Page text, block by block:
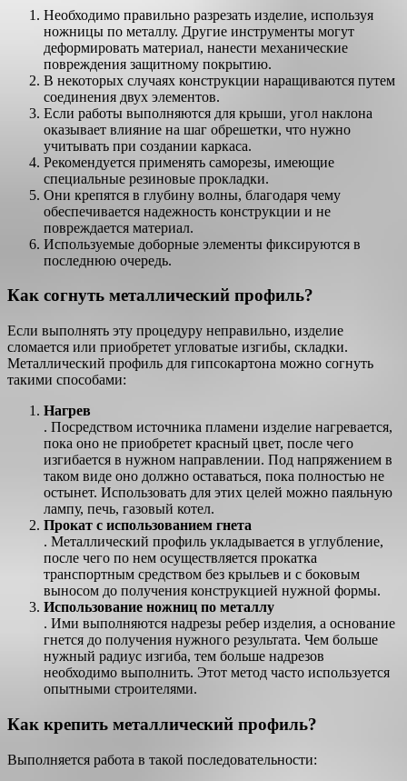
Необходимо правильно разрезать изделие, используя
ножницы по металлу. Другие инструменты могут
деформировать материал, нанести механические
повреждения защитному покрытию.
В некоторых случаях конструкции наращиваются путем
соединения двух элементов.
Если работы выполняются для крыши, угол наклона
оказывает влияние на шаг обрешетки, что нужно
учитывать при создании каркаса.
Рекомендуется применять саморезы, имеющие
специальные резиновые прокладки.
Они крепятся в глубину волны, благодаря чему
обеспечивается надежность конструкции и не
повреждается материал.
Используемые доборные элементы фиксируются в
последнюю очередь.
Как согнуть металлический профиль?
Если выполнять эту процедуру неправильно, изделие
сломается или приобретет угловатые изгибы, складки.
Металлический профиль для гипсокартона можно согнуть
такими способами:
Нагрев
. Посредством источника пламени изделие нагревается,
пока оно не приобретет красный цвет, после чего
изгибается в нужном направлении. Под напряжением в
таком виде оно должно оставаться, пока полностью не
остынет. Использовать для этих целей можно паяльную
лампу, печь, газовый котел.
Прокат с использованием гнета
. Металлический профиль укладывается в углубление,
после чего по нем осуществляется прокатка
транспортным средством без крыльев и с боковым
выносом до получения конструкцией нужной формы.
Использование ножниц по металлу
. Ими выполняются надрезы ребер изделия, а основание
гнется до получения нужного результата. Чем больше
нужный радиус изгиба, тем больше надрезов
необходимо выполнить. Этот метод часто используется
опытными строителями.
Как крепить металлический профиль?
Выполняется работа в такой последовательности: